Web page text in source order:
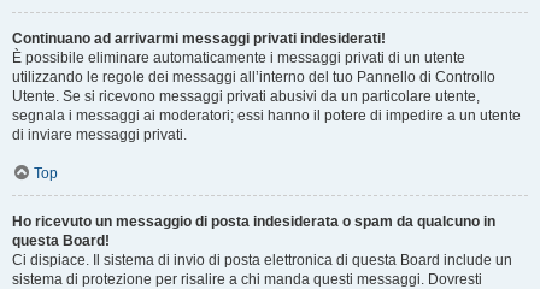
Continuano ad arrivarmi messaggi privati indesiderati!
È possibile eliminare automaticamente i messaggi privati ​​di un utente
utilizzando le regole dei messaggi all’interno del tuo Pannello di Controllo
Utente. Se si ricevono messaggi privati ​​abusivi da un particolare utente,
segnala i messaggi ai moderatori; essi hanno il potere di impedire a un utente
di inviare messaggi privati​​.
Top
Ho ricevuto un messaggio di posta indesiderata o spam da qualcuno in
questa Board!
Ci dispiace. Il sistema di invio di posta elettronica di questa Board include un
sistema di protezione per risalire a chi manda questi messaggi. Dovresti